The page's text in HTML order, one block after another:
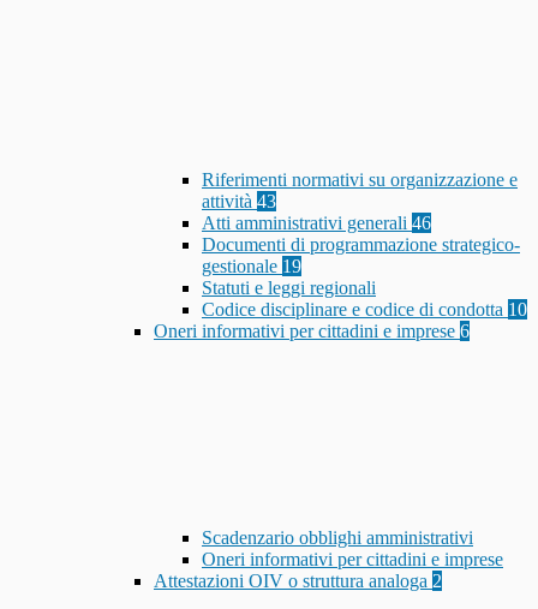
Riferimenti normativi su organizzazione e
attività 43
Atti amministrativi generali 46
Documenti di programmazione strategico-
gestionale 19
Statuti e leggi regionali
Codice disciplinare e codice di condotta 10
Oneri informativi per cittadini e imprese 6
Scadenzario obblighi amministrativi
Oneri informativi per cittadini e imprese
Attestazioni OIV o struttura analoga 2